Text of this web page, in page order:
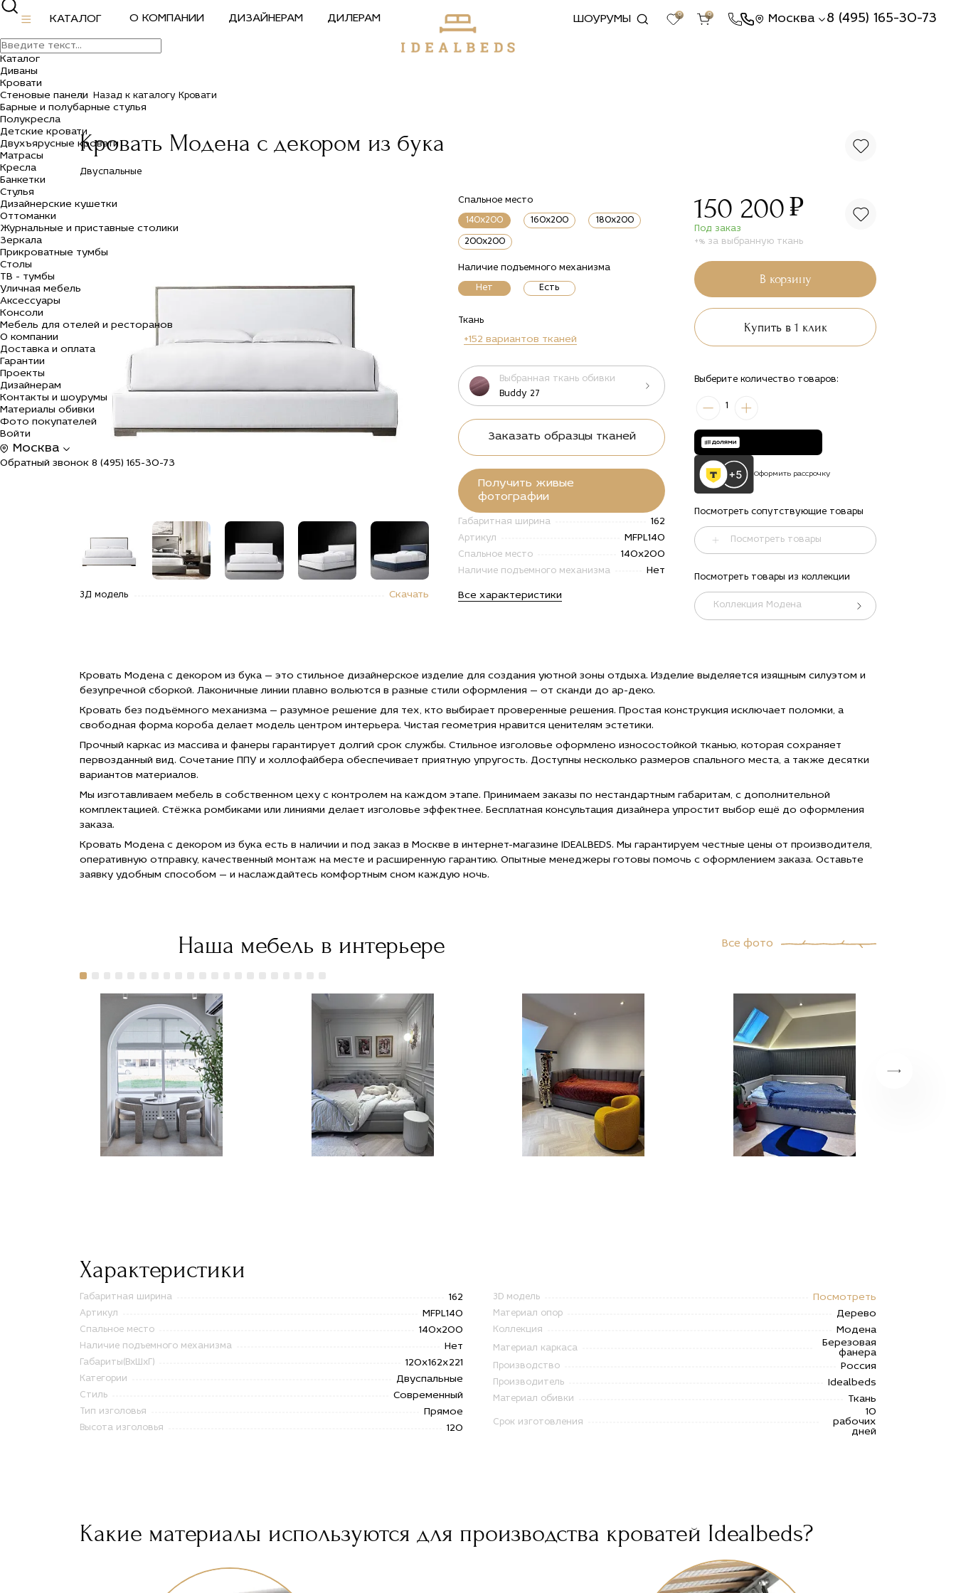
КАТАЛОГ О КОМПАНИИ ДИЗАЙНЕРАМ ДИЛЕРАМ ШОУРУМЫ 0 0 Москва 8 (495) 165-30-73
Каталог
Диваны
Кровати
Стеновые панели
Барные и полубарные стулья
Полукресла
Детские кровати
Двухъярусные кровати
Матрасы
Кресла
Банкетки
Стулья
Дизайнерские кушетки
Оттоманки
Журнальные и приставные столики
Зеркала
Прикроватные тумбы
Столы
ТВ - тумбы
Уличная мебель
Аксессуары
Консоли
Мебель для отелей и ресторанов
О компании
Доставка и оплата
Гарантии
Проекты
Дизайнерам
Контакты и шоурумы
Материалы обивки
Фото покупателей
Войти
Москва
Обратный звонок 8 (495) 165-30-73
Назад к каталогу Кровати
Кровать Модена с декором из бука
Двуспальные
Кровать
руб."
title="Заказать
Кровать
Модена с
декором
из бука с
доставкой
title="Заказать
Кровать
Модена с
из бука с
доставкой
в Москве">
руб."
title="Заказать
Кровать
Модена с
из бука с
доставкой
в Москве">
title="Заказать
Кровать
Модена с
декором
из бука с
доставкой
в Москве">
Кровать
руб."
title="Заказать
Кровать
Модена с
из бука с
доставкой
Кровать
title="Заказать
Кровать
Модена с
декором
из бука с
доставкой
Кровать
title="Заказать
Кровать
Модена с
декором
из бука с
доставкой
в Москве">
title="Заказать
Кровать
Модена с
декором
из бука с
доставкой
Кровать
Модена с
декором
title="Заказать
Модена с
декором
доставкой
3Д модель Скачать
Спальное место
140x200 160x200 180x200
200x200
Наличие подъемного механизма
Нет Есть
Ткань
+152 вариантов тканей
Выбранная ткань обивки
Buddy 27
Заказать образцы тканей
Получить живые
фотографии
Габаритная ширина 162
Артикул MFPL140
Спальное место 140x200
Наличие подъемного механизма Нет
Все характеристики
150 200₽
Под заказ
+% за выбранную ткань
В корзину
Купить в 1 клик
Выберите количество товаров:
1
Оформить рассрочку
Посмотреть сопутствующие товары
Посмотреть товары
Посмотреть товары из коллекции
Коллекция Модена
Кровать Модена с декором из бука — это стильное дизайнерское изделие для создания уютной зоны отдыха. Изделие выделяется изящным силуэтом и
безупречной сборкой. Лаконичные линии плавно вольются в разные стили оформления — от сканди до ар-деко.
Кровать без подъёмного механизма — разумное решение для тех, кто выбирает проверенные решения. Простая конструкция исключает поломки, а
свободная форма короба делает модель центром интерьера. Чистая геометрия нравится ценителям эстетики.
Прочный каркас из массива и фанеры гарантирует долгий срок службы. Стильное изголовье оформлено износостойкой тканью, которая сохраняет
первозданный вид. Сочетание ППУ и холлофайбера обеспечивает приятную упругость. Доступны несколько размеров спального места, а также десятки
вариантов материалов.
Мы изготавливаем мебель в собственном цеху с контролем на каждом этапе. Принимаем заказы по нестандартным габаритам, с дополнительной
комплектацией. Стёжка ромбиками или линиями делает изголовье эффектнее. Бесплатная консультация дизайнера упростит выбор ещё до оформления
заказа.
Кровать Модена с декором из бука есть в наличии и под заказ в Москве в интернет-магазине IDEALBEDS. Мы гарантируем честные цены от производителя,
оперативную отправку, качественный монтаж на месте и расширенную гарантию. Опытные менеджеры готовы помочь с оформлением заказа. Оставьте
заявку удобным способом — и наслаждайтесь комфортным сном каждую ночь.
Наша мебель в интерьере Все фото
Характеристики
Габаритная ширина 162
Артикул MFPL140
Спальное место 140x200
Наличие подъемного механизма Нет
Габариты(ВxШxГ) 120х162х221
Категории Двуспальные
Стиль Современный
Тип изголовья Прямое
Высота изголовья 120
3D модель Посмотреть
Материал опор Дерево
Коллекция Модена
Материал каркаса
Березовая
фанера
Производство Россия
Производитель Idealbeds
Материал обивки Ткань
Срок изготовления
10
рабочих
дней
Какие материалы используются для производства кроватей Idealbeds?